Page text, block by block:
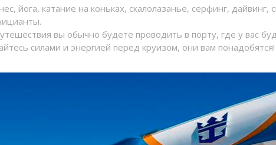
йога, катание на коньках, скалолазанье, серфинг, дайвинг,
вы обычно будете проводить в порту, где у вас
силами и энергией перед круизом, они вам понадобятся!